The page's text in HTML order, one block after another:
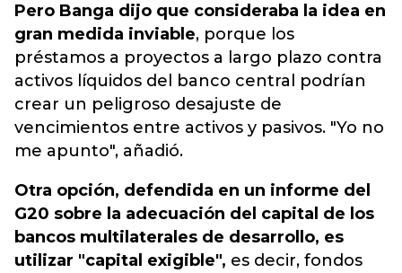
Pero Banga dijo que consideraba la idea en
gran medida inviable, porque los
préstamos a proyectos a largo plazo contra
activos líquidos del banco central podrían
crear un peligroso desajuste de
vencimientos entre activos y pasivos. "Yo no
me apunto", añadió.
Otra opción, defendida en un informe del
G20 sobre la adecuación del capital de los
bancos multilaterales de desarrollo, es
utilizar "capital exigible", es decir, fondos